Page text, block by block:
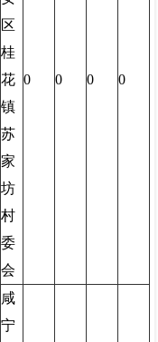
区
桂
花
镇
苏
家
坊
村
委
会
0 0 0 0
咸
宁